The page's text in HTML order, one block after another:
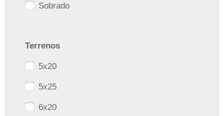
Sobrado
Terrenos
5x20
5x25
6x20